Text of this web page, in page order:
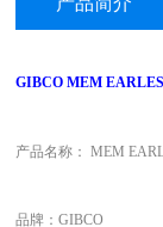
GIBCO MEM EARLES
产品名称： MEM
品牌：GIBCO